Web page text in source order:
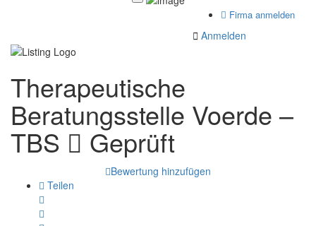
Firma anmelden
Anmelden
Therapeutische
Beratungsstelle Voerde –
TBS Geprüft
Bewertung hinzufügen
Teilen